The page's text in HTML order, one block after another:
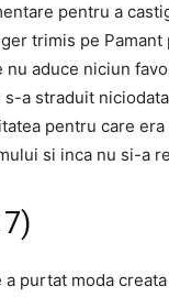
pentru a
trimis pe
nu aduce niciun
s-a straduit
pentru care
si inca nu si-a
purtat moda